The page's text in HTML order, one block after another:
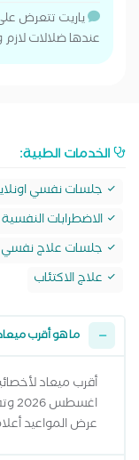
ياريت تتعرض
عندها ضلالات
الخدمات الطبية:
جلسات نفسي
الاضطرابات النفسية
جلسات علاج نفسي
علاج الاكتئاب
ما هو أقرب
عرض المواعيد